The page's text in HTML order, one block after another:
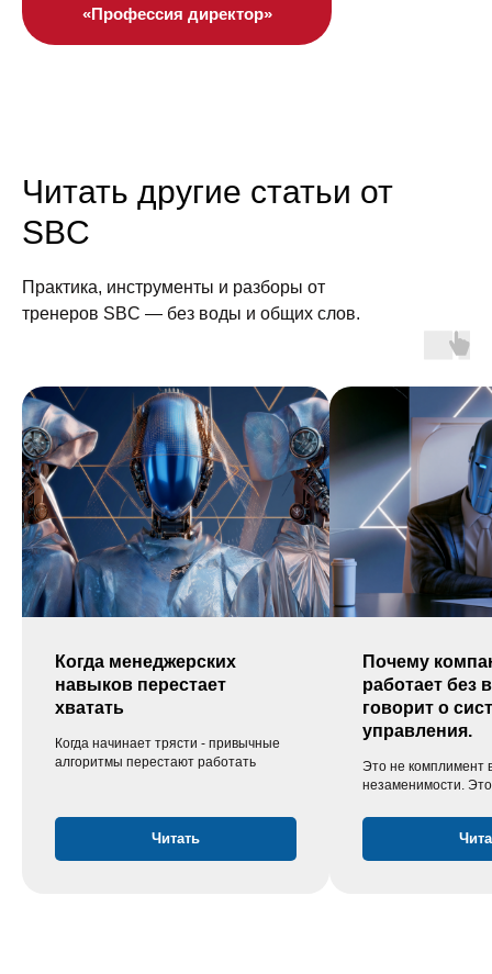
«Профессия директор»
Читать другие статьи от
SBC
Практика, инструменты и разборы от
тренеров SBC — без воды и общих слов.
Когда менеджерских
навыков перестает
хватать
Когда начинает трясти - привычные
алгоритмы перестают работать
Читать
Почему
работает без
говорит о
управления.
Это не комплимент
незаменимости.